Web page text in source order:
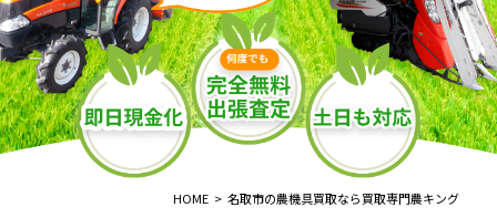
HOME 名取市の農機具買取なら買取専門農キング